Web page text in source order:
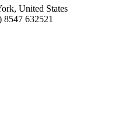
United States
8547 632521